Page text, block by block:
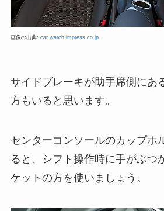
画像の出典: car.watch.impress.co.jp
サイドブレーキが助手席側にあ
方もいると思います。
センターコンソールのカップホ
ると、シフト操作時に手がぶつ
ケットの方を使いましょう。